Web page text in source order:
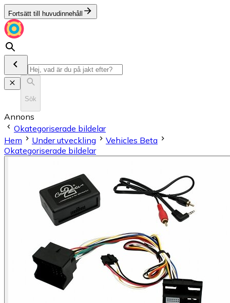
Fortsätt till huvudinnehåll
Sök
Annons
Okategoriserade bildelar
Hem
Under utveckling
Vehicles Beta
Okategoriserade bildelar